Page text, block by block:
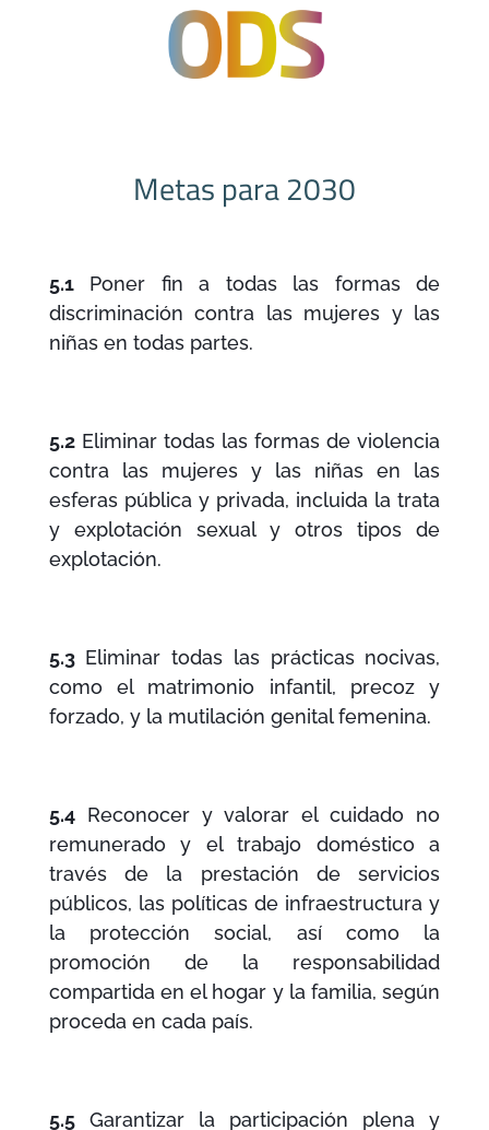
Metas para 2030
5.1Poner fin a todas las formas de
discriminación contra las mujeres y las
niñas en todas partes.
5.2Eliminar todas las formas de violencia
contra las mujeres y las niñas en las
esferas pública y privada, incluida la trata
y explotación sexual y otros tipos de
explotación.
5.3Eliminar todas las prácticas nocivas,
como el matrimonio infantil, precoz y
forzado, y la mutilación genital femenina.
5.4Reconocer y valorar el cuidado no
remunerado y el trabajo doméstico a
través de la prestación de servicios
públicos, las políticas de infraestructura y
la protección social, así como la
promoción de la responsabilidad
compartida en el hogar y la familia, según
proceda en cada país.
5.5Garantizar la participación plena y